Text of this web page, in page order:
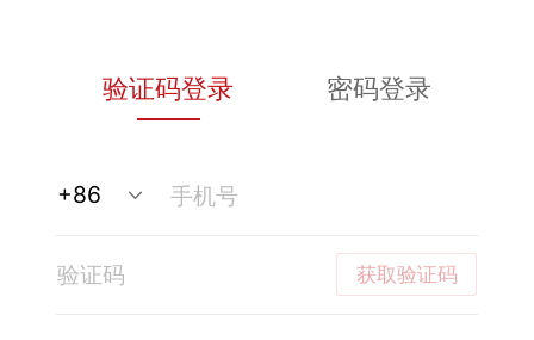
验证码登录 密码登录
获取验证码